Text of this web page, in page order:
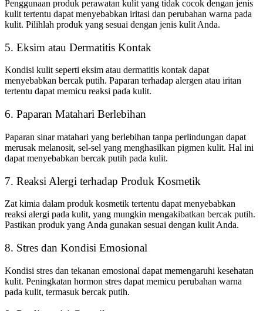
Penggunaan produk perawatan kulit yang tidak cocok dengan jenis
kulit tertentu dapat menyebabkan iritasi dan perubahan warna pada
kulit. Pilihlah produk yang sesuai dengan jenis kulit Anda.
5. Eksim atau Dermatitis Kontak
Kondisi kulit seperti eksim atau dermatitis kontak dapat
menyebabkan bercak putih. Paparan terhadap alergen atau iritan
tertentu dapat memicu reaksi pada kulit.
6. Paparan Matahari Berlebihan
Paparan sinar matahari yang berlebihan tanpa perlindungan dapat
merusak melanosit, sel-sel yang menghasilkan pigmen kulit. Hal ini
dapat menyebabkan bercak putih pada kulit.
7. Reaksi Alergi terhadap Produk Kosmetik
Zat kimia dalam produk kosmetik tertentu dapat menyebabkan
reaksi alergi pada kulit, yang mungkin mengakibatkan bercak putih.
Pastikan produk yang Anda gunakan sesuai dengan kulit Anda.
8. Stres dan Kondisi Emosional
Kondisi stres dan tekanan emosional dapat memengaruhi kesehatan
kulit. Peningkatan hormon stres dapat memicu perubahan warna
pada kulit, termasuk bercak putih.